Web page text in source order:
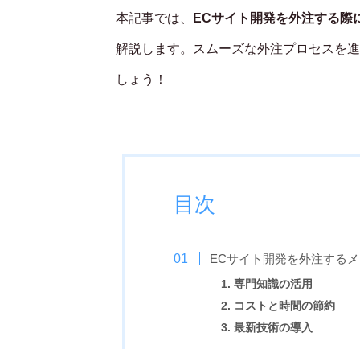
本記事では、 ECサイト開発を外注する際
解説します。スムーズな外注プロセスを
しょう！
目次
ECサイト開発を外注する
1. 専門知識の活用
2. コストと時間の節約
3. 最新技術の導入